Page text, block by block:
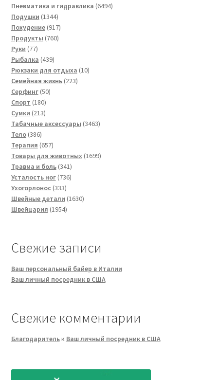
товаров
Пневматика и гидравлика 64946494
Подушки 13441344
товара
Похудение 917917
товаров
Продукты 760760
Руки 7777
товаров
Рыбалка 439439
товаров
Рюкзаки для отдыха 1010
Семейная жизнь 223223
Серфинг 5050
Спорт 180180
товаров
Сумки 213213
товаров
Табачные аксессуары 34633463
Тело 386386
товаров
Терапия 657657
товаров
Товары для животных 16991699
Травма и боль 341341
товар
Усталость ног 736736
Ухогорлонос 333333
товара
Швейные детали 16301630
Швейцария 19541954
Свежие записи
Ваш персональный байер в Италии
Ваш личный посредник в США
Свежие комментарии
Благодарительк Ваш личный посредник в США